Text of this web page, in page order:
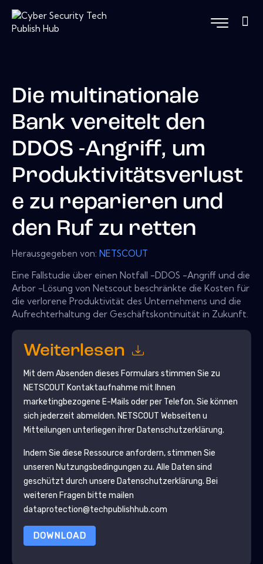
Die multinationale
Bank vereitelt den
DDOS -Angriff, um
Produktivitätsverlust
e zu reparieren und
den Ruf zu retten
Herausgegeben von: NETSCOUT
Eine Fallstudie über einen Notfall -DDOS -Angriff und die
Arbor -Lösung von Netscout beschränkte die Kosten für
die verlorene Produktivität des Unternehmens und die
Aufrechterhaltung der Geschäftskontinuität in Zukunft.
Weiterlesen
Mit dem Absenden dieses Formulars stimmen Sie zu
NETSCOUT Kontaktaufnahme mit Ihnen
marketingbezogene E-Mails oder per Telefon. Sie können
sich jederzeit abmelden. NETSCOUT Webseiten u
Mitteilungen unterliegen ihrer Datenschutzerklärung.
Indem Sie diese Ressource anfordern, stimmen Sie
unseren Nutzungsbedingungen zu. Alle Daten sind
geschützt durch unsere Datenschutzerklärung. Bei
weiteren Fragen bitte mailen
dataprotection@techpublishhub.com
DOWNLOAD